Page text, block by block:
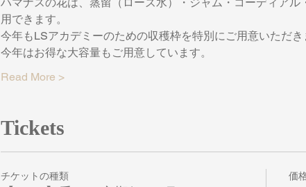
用できます。
今年もLSアカデミーのための収穫枠を特別にご用意いただき
今年はお得な大容量もご用意しています。
Read More >
Tickets
チケットの種類 価